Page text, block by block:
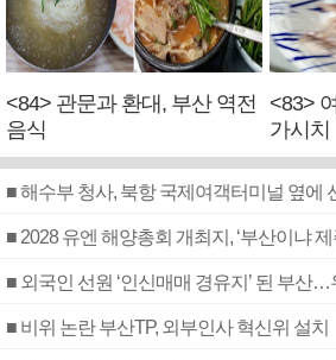
<84> 관문과 환대, 부산 역전
음식
<83>
가시치
■ 해수부 청사, 북항 국제여객터미널 옆에
■ 2028 유엔 해양총회 개최지, ‘부산이냐 제
■ 외국인 선원 ‘인신매매 경유지’ 된 부산
■ 비위 논란 부산TP, 외부인사 혁신위 설치